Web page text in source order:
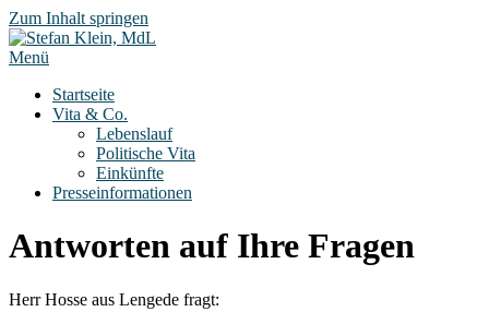
Zum Inhalt springen
Menü
Startseite
Vita & Co.
Lebenslauf
Politische Vita
Einkünfte
Presseinformationen
Antworten auf Ihre Fragen
Herr Hosse aus Lengede fragt: